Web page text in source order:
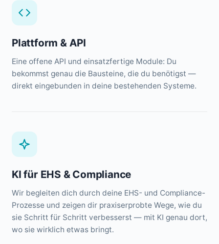
Plattform & API
Eine offene API und einsatzfertige Module: Du
bekommst genau die Bausteine, die du benötigst —
direkt eingebunden in deine bestehenden Systeme.
KI für EHS & Compliance
Wir begleiten dich durch deine EHS- und Compliance-
Prozesse und zeigen dir praxiserprobte Wege, wie du
sie Schritt für Schritt verbesserst — mit KI genau dort,
wo sie wirklich etwas bringt.